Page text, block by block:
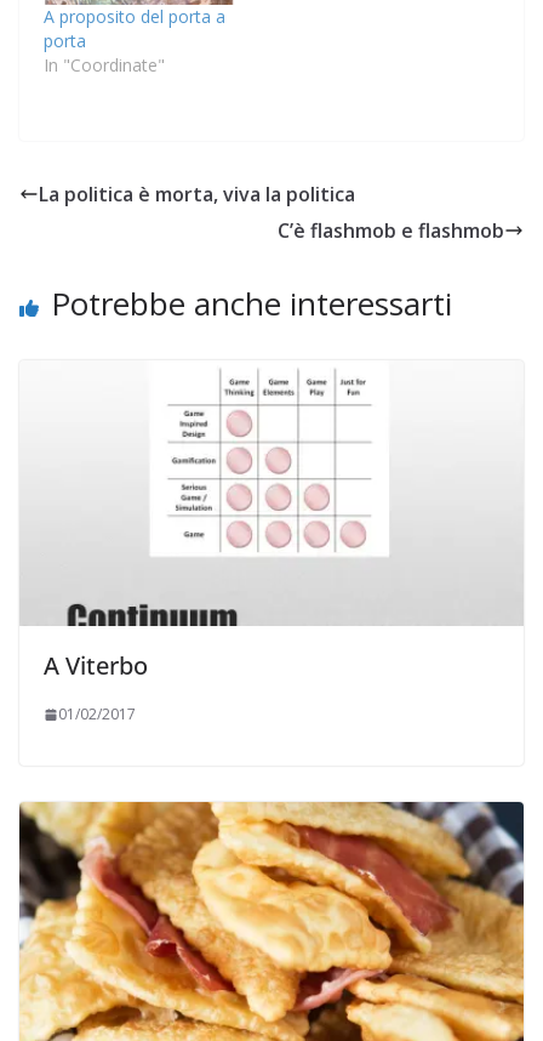
A proposito del porta a
porta
In "Coordinate"
La politica è morta, viva la politica
C’è flashmob e flashmob
Potrebbe anche interessarti
A Viterbo
01/02/2017